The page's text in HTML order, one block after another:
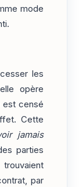
mode
les
opère
est censé
Cette
jamais
parties
par